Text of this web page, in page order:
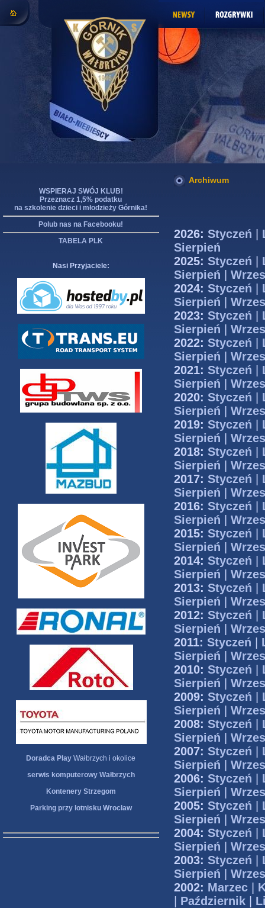
WSPIERAJ SWÓJ KLUB!
Przeznacz 1,5% podatku
na szkolenie dzieci i młodzieży Górnika!
Polub nas na Facebooku!
TABELA PLK
Nasi Przyjaciele:
Doradca Play Wałbrzych i okolice
serwis komputerowy Wałbrzych
Kontenery Strzegom
Parking przy lotnisku Wrocław
Archiwum
2026: Styczeń
Sierpień
2025: Styczeń
Sierpień
2024: Styczeń
Sierpień
2023: Styczeń
Sierpień
2022: Styczeń
Sierpień
2021: Styczeń
Sierpień
2020: Styczeń
Sierpień
2019: Styczeń
Sierpień
2018: Styczeń
Sierpień
2017: Styczeń
Sierpień
2016: Styczeń
Sierpień
2015: Styczeń
Sierpień
2014: Styczeń
Sierpień
2013: Styczeń
Sierpień
2012: Styczeń
Sierpień
2011: Styczeń
Sierpień
2010: Styczeń
Sierpień
2009: Styczeń
Sierpień
2008: Styczeń
Sierpień
2007: Styczeń
Sierpień
2006: Styczeń
Sierpień
2005: Styczeń
Sierpień
2004: Styczeń
Sierpień
2003: Styczeń
Sierpień
2002: Marzec
Październik